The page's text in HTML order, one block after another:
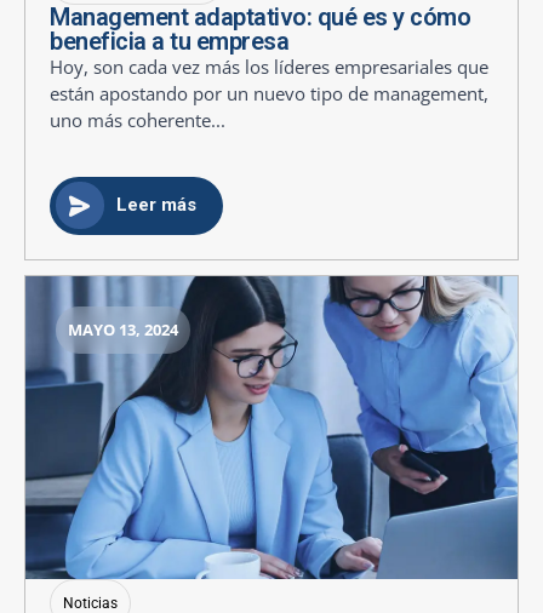
Management adaptativo: qué es y cómo
beneficia a tu empresa
Hoy, son cada vez más los líderes empresariales que
están apostando por un nuevo tipo de management,
uno más coherente...
Leer más
MAYO 13, 2024
Noticias